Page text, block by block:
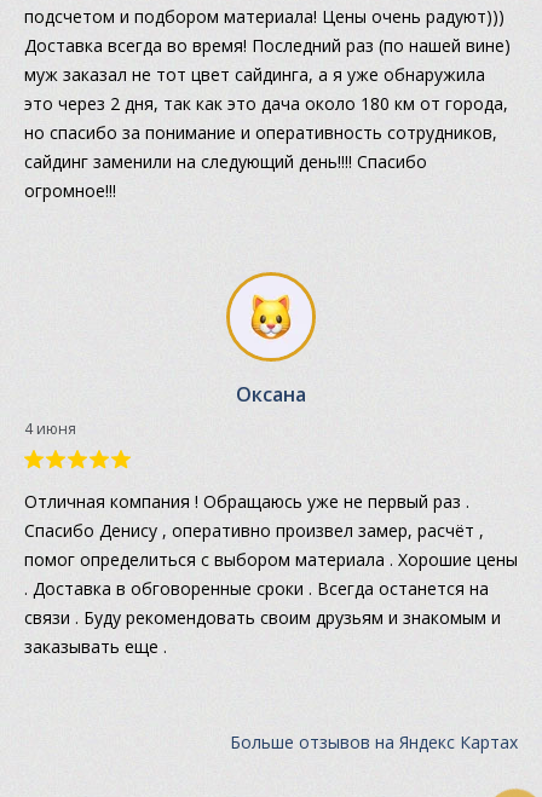
подсчетом и подбором материала! Цены очень радуют)))
Доставка всегда во время! Последний раз (по нашей вине)
муж заказал не тот цвет сайдинга, а я уже обнаружила
это через 2 дня, так как это дача около 180 км от города,
но спасибо за понимание и оперативность сотрудников,
сайдинг заменили на следующий день!!!! Спасибо
огромное!!!
Оксана
4 июня
Отличная компания ! Обращаюсь уже не первый раз .
Спасибо Денису , оперативно произвел замер, расчёт ,
помог определиться с выбором материала . Хорошие цены
. Доставка в обговоренные сроки . Всегда останется на
связи . Буду рекомендовать своим друзьям и знакомым и
заказывать еще .
Больше отзывов на Яндекс Картах